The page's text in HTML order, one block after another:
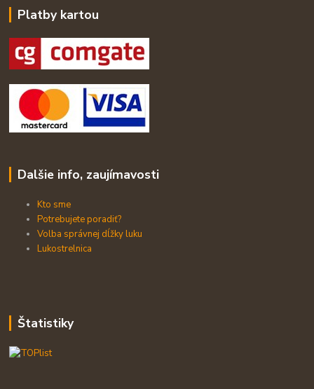
Platby kartou
Dalšie info, zaujímavosti
Kto sme
Potrebujete poradiť?
Volba správnej dĺžky luku
Lukostrelnica
Štatistiky